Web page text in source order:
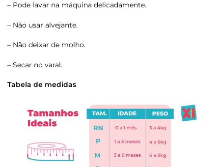
– Pode lavar na máquina delicadamente.
– Não usar alvejante.
– Não deixar de molho.
– Secar no varal.
Tabela de medidas